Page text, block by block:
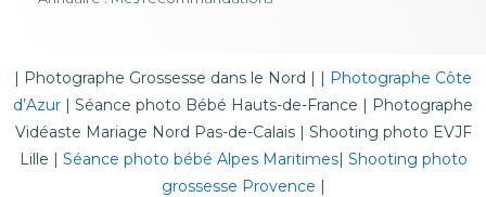
| Photographe Grossesse dans le Nord | | Photographe Côte
d’Azur | Séance photo Bébé Hauts-de-France | Photographe
Vidéaste Mariage Nord Pas-de-Calais| Shooting photo EVJF
Lille | Séance photo bébé Alpes Maritimes| Shooting photo
grossesse Provence |